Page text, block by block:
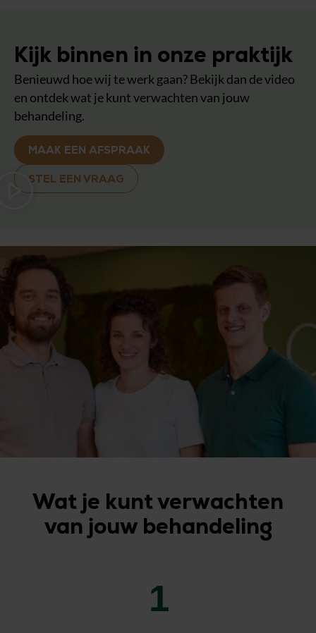
Kijk binnen in onze praktijk
Benieuwd hoe wij te werk gaan? Bekijk dan de video
en ontdek wat je kunt verwachten van jouw
behandeling.
MAAK EEN AFSPRAAK
STEL EEN VRAAG
Wat je kunt verwachten
van jouw behandeling
1